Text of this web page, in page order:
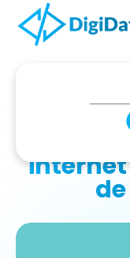
Les secrets
Les
internet